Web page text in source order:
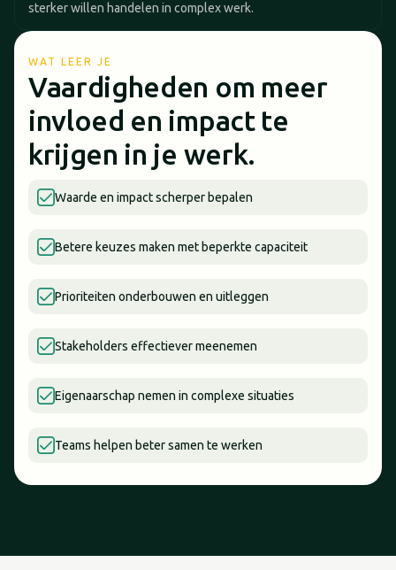
sterker willen handelen in complex werk.
WAT LEER JE
Vaardigheden om meer
invloed en impact te
krijgen in je werk.
Waarde en impact scherper bepalen
Betere keuzes maken met beperkte capaciteit
Prioriteiten onderbouwen en uitleggen
Stakeholders effectiever meenemen
Eigenaarschap nemen in complexe situaties
Teams helpen beter samen te werken